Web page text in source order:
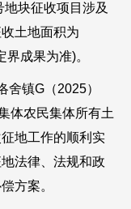
块征收项目涉及
土地面积为
成果为准)。
镇G（2025）
体农民集体所有土
地工作的顺利实
法律、法规和政
方案。